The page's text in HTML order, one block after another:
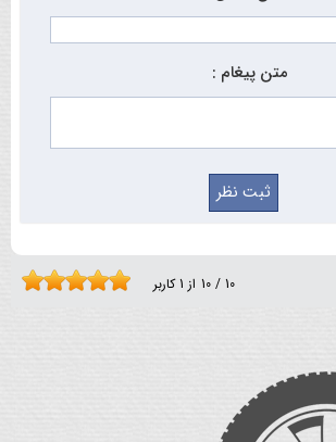
متن پیغام :
10 / 10 از 1کاربر